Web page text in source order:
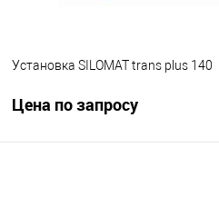
Установка SILOMAT trans plus 140
Цена по запросу